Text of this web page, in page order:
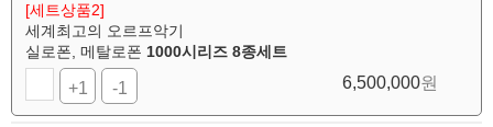
[세트상품2]
세계최고의 오르프악기
실로폰, 메탈로폰 1000시리즈 8종세트
+1 -1 6,500,000원